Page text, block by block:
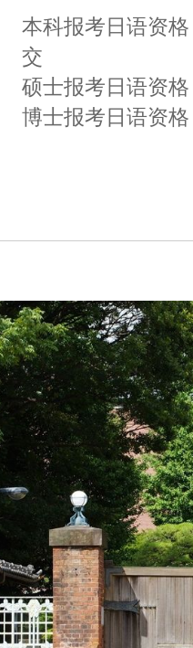
本科报考日语资
交
硕士报考日语资
博士报考日语资